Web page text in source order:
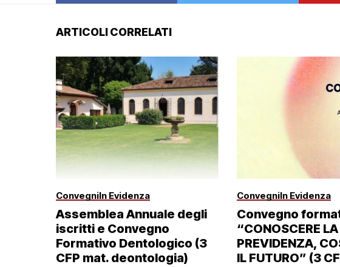
ARTICOLI CORRELATI
ConvegniIn Evidenza
Assemblea Annuale degli
iscritti e Convegno
Formativo Dentologico (3
CFP mat. deontologia)
ConvegniIn Evidenza
Convegno
“CONOSCERE LA
PREVIDENZA,
IL FUTURO” (3